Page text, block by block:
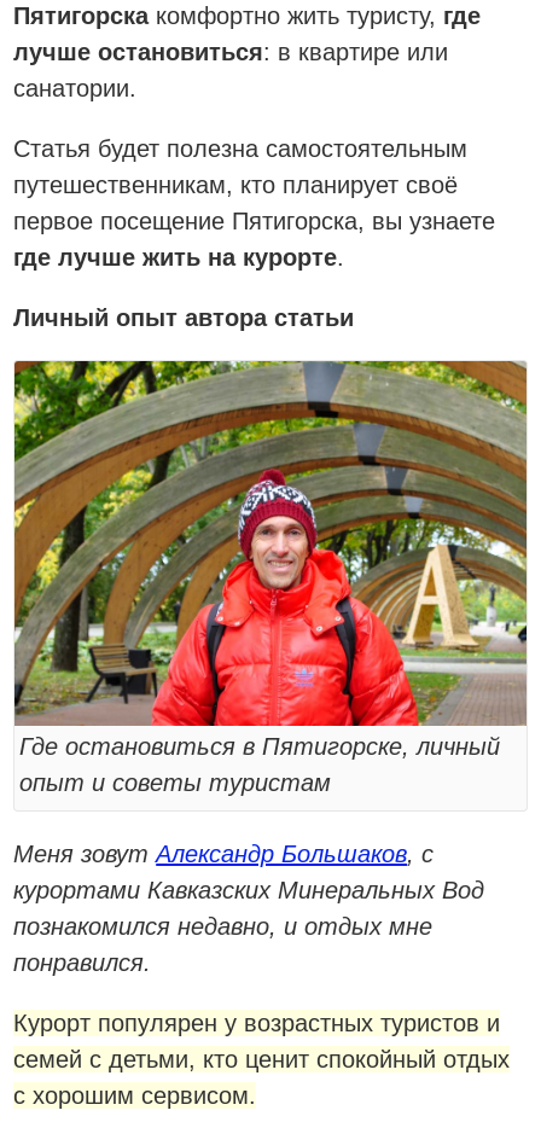
Пятигорскакомфортно жить туристу, где
лучше остановиться: в квартире или
санатории.
Статья будет полезна самостоятельным
путешественникам, кто планирует своё
первое посещение Пятигорска, вы узнаете
где лучше жить на курорте.
Личный опыт автора статьи
Где остановиться в Пятигорске, личный
опыт и советы туристам
Меня зовутАлександр Большаков, с
курортами Кавказских Минеральных Вод
познакомился недавно, и отдых мне
понравился.
Курорт популярен у возрастных туристов и
семей с детьми, кто ценит спокойный отдых
с хорошим сервисом.